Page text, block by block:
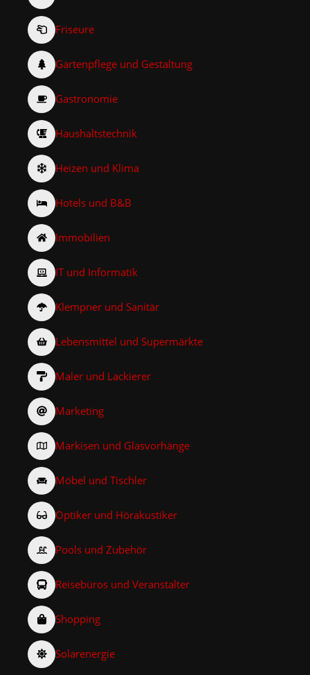
Friseure
Gartenpflege und Gestaltung
Gastronomie
Haushaltstechnik
Heizen und Klima
Hotels und B&B
Immobilien
IT und Informatik
Klempner und Sanitär
Lebensmittel und Supermärkte
Maler und Lackierer
Marketing
Markisen und Glasvorhänge
Möbel und Tischler
Optiker und Hörakustiker
Pools und Zubehör
Reisebüros und Veranstalter
Shopping
Solarenergie